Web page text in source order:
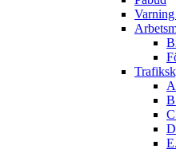
Varning